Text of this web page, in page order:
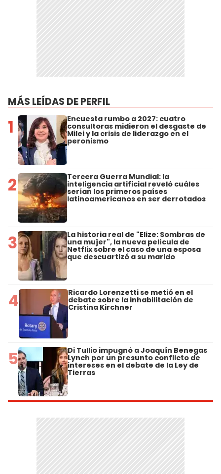
MÁS LEÍDAS DE PERFIL
1 Encuesta rumbo a 2027: cuatro
consultoras midieron el desgaste de
Milei y la crisis de liderazgo en el
peronismo
2 Tercera Guerra Mundial: la
inteligencia artificial reveló cuáles
serían los primeros países
latinoamericanos en ser derrotados
3 La historia real de "Elize: Sombras de
una mujer", la nueva película de
Netflix sobre el caso de una esposa
que descuartizó a su marido
4 Ricardo Lorenzetti se metió en el
debate sobre la inhabilitación de
Cristina Kirchner
5 Di Tullio impugnó a Joaquín Benegas
Lynch por un presunto conflicto de
intereses en el debate de la Ley de
Tierras